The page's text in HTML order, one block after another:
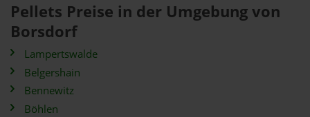
Pellets Preise in der Umgebung von
Borsdorf
Lampertswalde
Belgershain
Bennewitz
Böhlen